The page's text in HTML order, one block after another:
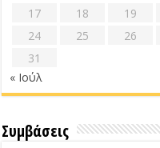
17
18 19
24
25 26
31
« Ιούλ
Συμβάσεις